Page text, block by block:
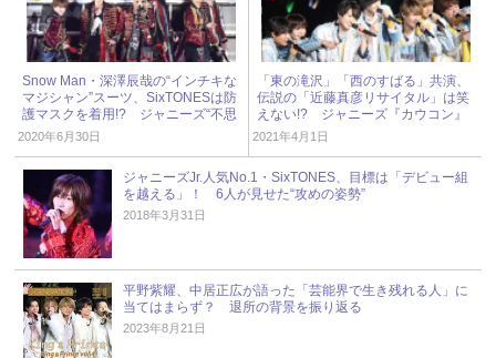
Snow Man・深澤辰哉の“インチキな
マジシャン”スーツ、SixTONESは防
護マスクを着用!? ジャニーズ“不思
議衣装”写真
2020年6月30日
「東の滝沢」「西のすばる」共演、
伝説の「近藤真彦リサイタル」は笑
えない!? ジャニーズ『カウコン』
歴代プレイバック
2021年4月1日
ジャニーズJr.人気No.1・SixTONES、目標は「デビュー組
を越える」！ 6人が見せた“攻めの姿勢”
2018年3月31日
平野紫耀、中居正広が語った「芸能界で生き残れる人」に
当てはまらず？ 退所の背景を振り返る
2023年8月21日